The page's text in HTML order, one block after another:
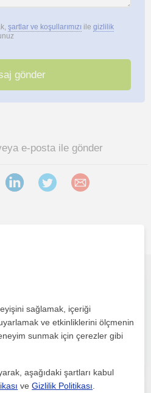
şartlar ve koşullarımızı ile gizlilik
e-posta ile gönder
DERS
dersler
sağlamak, içeriği
ve etkinliklerini ölçmenin
sunmak için çerezler gibi
aşağıdaki şartları kabul
veGizlilik Politikası